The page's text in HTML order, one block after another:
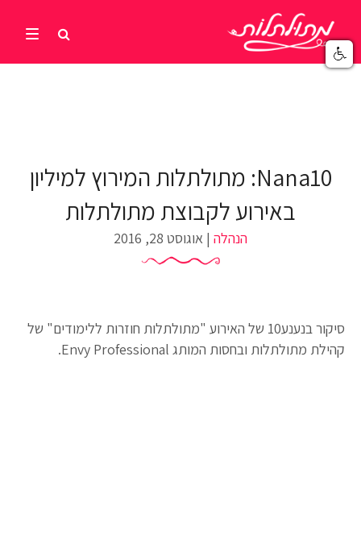
Nana10: מתולתלות המירוץ למיליון
באירוע לקבוצת מתולתלות
הנהלה | אוגוסט 28, 2016
סיקור בנענע10 של האירוע "מתולתלות חוזרות ללימודים" של
קהילת מתולתלות ובחסות המותג Envy Professional.